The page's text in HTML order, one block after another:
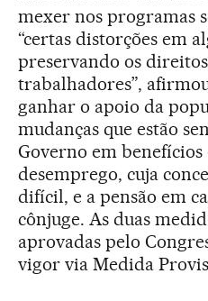
mexer nos programas
“certas distorções em
preservando os
trabalhadores”,
ganhar o apoio da
mudanças que estão
Governo em benefícios
desemprego, cuja
difícil, e a pensão em
cônjuge. As duas
aprovadas pelo
vigor via Medida